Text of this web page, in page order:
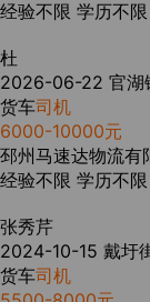
经验不限 学历不限
杜
2026-06-22 官湖
货车司机
6000-10000元
邳州马速达物流有
经验不限 学历不限
张秀芹
2024-10-15 戴圩
货车司机